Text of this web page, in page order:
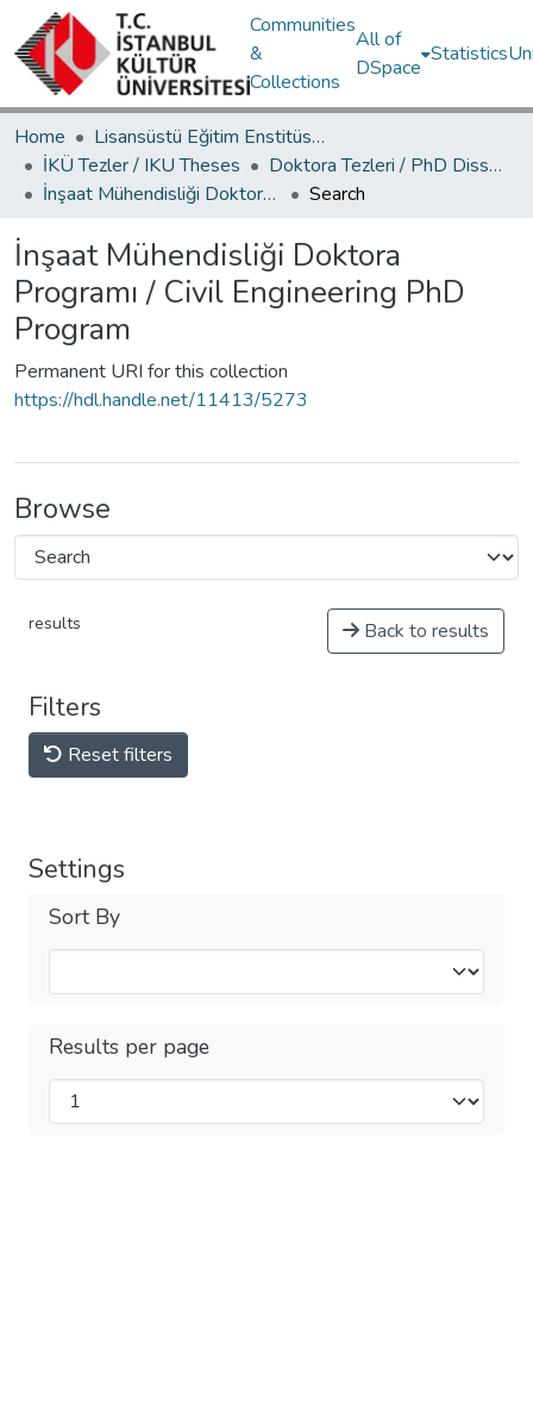
Communities
&
Collections
All of
DSpace
Statistics
Home
Lisansüstü Eğitim Enstitüsü / Postgraduate Education Institute
İKÜ Tezler / IKU Theses
Doktora Tezleri / PhD Dissertations
İnşaat Mühendisliği Doktora Programı / Civil Engineering PhD Program
Search
İnşaat Mühendisliği Doktora
Programı / Civil Engineering PhD
Program
Permanent URI for this collection
https://hdl.handle.net/11413/5273
Browse
results Back to results
Filters
Reset filters
Settings
Sort By
Results per page